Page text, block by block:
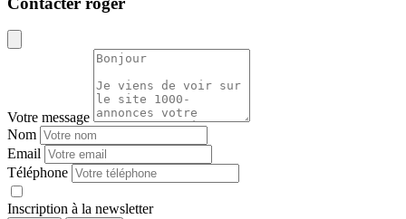
Votre message
Nom
Email
Téléphone
Inscription à la newsletter